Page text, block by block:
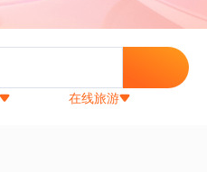
在线旅游